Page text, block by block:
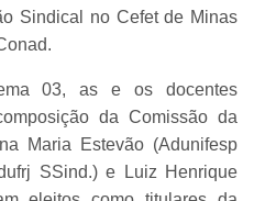
Sindical no Cefet de Minas
03, as e os docentes
da Comissão da
Maria Estevão (Adunifesp
SSind.) e Luiz Henrique